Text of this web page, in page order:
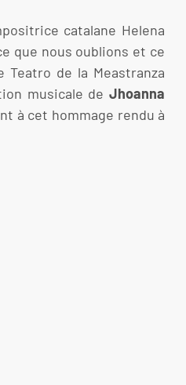
catalane Helena
que nous oublions et ce
Teatro de la Meastranza
musicale deJhoanna
à cet hommage rendu à